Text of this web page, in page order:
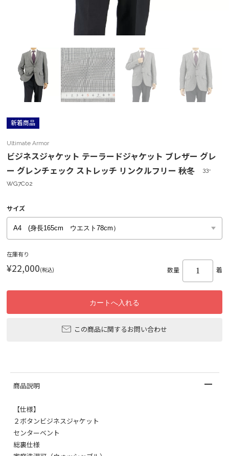
新着商品
Ultimate Armor
ビジネスジャケット テーラードジャケット ブレザー グレ
ー グレンチェック ストレッチ リンクルフリー 秋冬
33-
WG7C02
サイズ
在庫有り
¥22,000(税込) 数量 着
この商品に関するお問い合わせ
商品説明
【仕様】
２ボタンビジネスジャケット
センターベント
総裏仕様